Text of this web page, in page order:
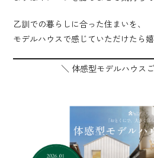
乙訓での暮らしに合った住まいを、
モデルハウスで感じていただけたら嬉
＼ 体感型モデルハウス